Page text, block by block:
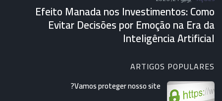
Efeito Manada nos Investimentos: Como
Evitar Decisões por Emoção na Era da
Inteligência Artificial
ARTIGOS POPULARES
Vamos proteger nosso site?